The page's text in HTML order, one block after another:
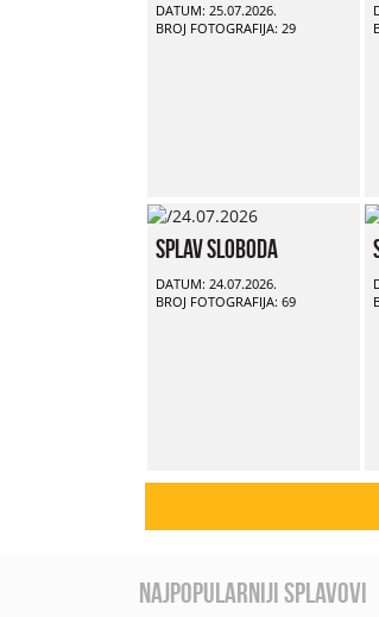
DATUM: 25.07.2026.
BROJ FOTOGRAFIJA: 29
Splav Sloboda
DATUM: 24.07.2026.
BROJ FOTOGRAFIJA: 69
najpopularniji splavovi